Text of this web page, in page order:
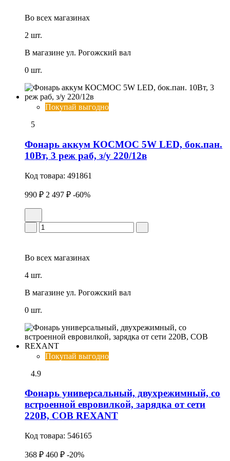
Во всех магазинах
2 шт.
В магазине ул. Рогожский вал
0 шт.
Покупай выгодно
5
Фонарь аккум КОСМОС 5W LED, бок.пан.
10Вт, 3 реж раб, з/у 220/12в
Код товара: 491861
990 ₽ 2 497 ₽ -60%
Во всех магазинах
4 шт.
В магазине ул. Рогожский вал
0 шт.
Покупай выгодно
4.9
Фонарь универсальный, двухрежимный, со
встроенной евровилкой, зарядка от сети
220В, СОВ REXANT
Код товара: 546165
368 ₽ 460 ₽ -20%